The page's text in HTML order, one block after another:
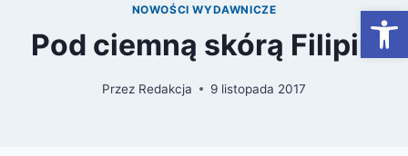
NOWOŚCI WYDAWNICZE
Pod ciemną skórą Filipin
Przez Redakcja 9 listopada 2017